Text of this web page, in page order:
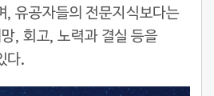
, 유공자들의 전문지식보다는
, 회고, 노력과 결실 등을
다.